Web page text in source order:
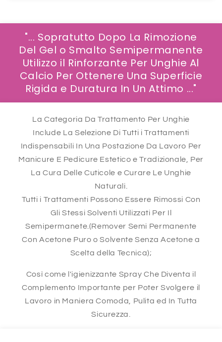
"... Sopratutto Dopo La Rimozione
Del Gel o Smalto Semipermanente
Utilizzo il Rinforzante Per Unghie Al
Calcio Per Ottenere Una Superficie
Rigida e Duratura In Un Attimo ..."
La Categoria Da Trattamento Per Unghie
Include La Selezione Di Tutti i Trattamenti
Indispensabili In Una Postazione Da Lavoro Per
Manicure E Pedicure Estetico e Tradizionale, Per
La Cura Delle Cuticole e Curare Le Unghie
Naturali.
Tutti i Trattamenti Possono Essere Rimossi Con
Gli Stessi Solventi Utilizzati Per Il
Semipermanete.(Remover Semi Permanente
Con Acetone Puro o Solvente Senza Acetone a
Scelta della Tecnica);
Così come l'igienizzante Spray Che Diventa il
Complemento Importante per Poter Svolgere il
Lavoro in Maniera Comoda, Pulita ed In Tutta
Sicurezza.